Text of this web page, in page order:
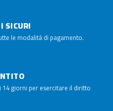
SICURI
le modalità di pagamento.
14 giorni per esercitare il diritto